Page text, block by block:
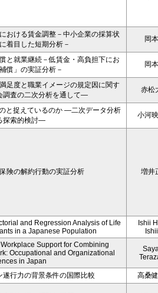
おける賃金調整－中小企業の採算状
着目した短期分析－
岡
と就業継続－低賃金・高負担下にお
償」の実証分析－
岡
足度と職業イメージの規定因に関す
調査の二次分析を通して―
赤松
と捉えているのか —二次データ分析
探索的検討—
小河
険の解約行動の実証分析 増井
and Regression Analysis of Life
in a Japanese Population
Ishii
Support for Combining
Occupational and Organizational
in Japan
行力の背景条件の国際比較 高桑